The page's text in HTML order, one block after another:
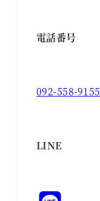
電話番号
092-558-9155
LINE